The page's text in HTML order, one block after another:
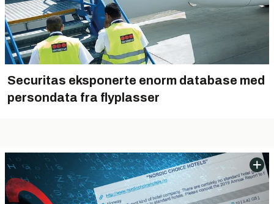
Securitas eksponerte enorm database med
persondata fra flyplasser